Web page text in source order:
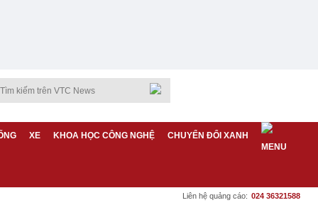
XE KHOA HỌC CÔNG NGHỆ CHUYỂN ĐỔI XANH
Liên hệ quảng cáo: 024 36321588